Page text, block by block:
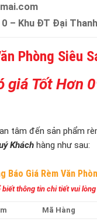
– Khu ĐT Đại
Phòng Siêu
giá Tốt Hơn
tâm đến sản phẩm
Khách hàng như sau:
Báo Giá Rèm Văn
thông tin chi tiết vui
Mã Hàng